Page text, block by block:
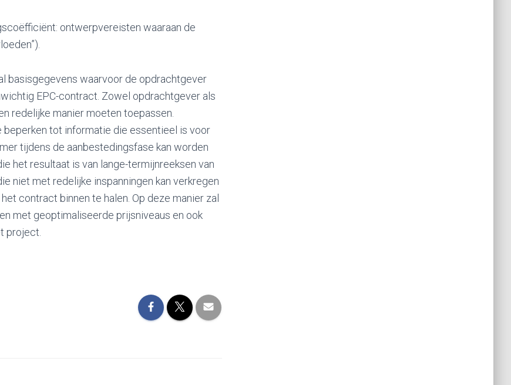
ontwerpvereisten waaraan de
basisgegevens waarvoor de opdrachtgever
EPC-contract. Zowel opdrachtgever als
redelijke manier moeten toepassen.
beperken tot informatie die essentieel is voor
tijdens de aanbestedingsfase kan worden
het resultaat is van lange-termijnreeksen van
niet met redelijke inspanningen kan verkregen
contract binnen te halen. Op deze manier zal
met geoptimaliseerde prijsniveaus en ook
project.